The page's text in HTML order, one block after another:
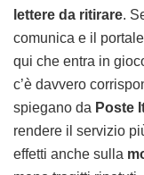
lettere da ritirare.
comunica e il
qui che entra in
c’è davvero
spiegano da Poste
rendere il servizio
effetti anche sulla